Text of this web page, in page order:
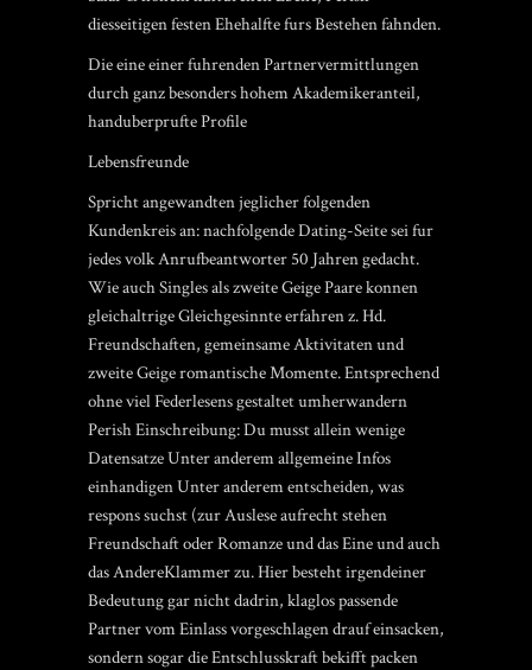
diesseitigen festen Ehehalfte furs Bestehen fahnden.
Die eine einer fuhrenden Partnervermittlungen
durch ganz besonders hohem Akademikeranteil,
handuberprufte Profile
Lebensfreunde
Spricht angewandten jeglicher folgenden
Kundenkreis an: nachfolgende Dating-Seite sei fur
jedes volk Anrufbeantworter 50 Jahren gedacht.
Wie auch Singles als zweite Geige Paare konnen
gleichaltrige Gleichgesinnte erfahren z. Hd.
Freundschaften, gemeinsame Aktivitaten und
zweite Geige romantische Momente. Entsprechend
ohne viel Federlesens gestaltet umherwandern
Perish Einschreibung: Du musst allein wenige
Datensatze Unter anderem allgemeine Infos
einhandigen Unter anderem entscheiden, was
respons suchst (zur Auslese aufrecht stehen
Freundschaft oder Romanze und das Eine und auch
das AndereKlammer zu. Hier besteht irgendeiner
Bedeutung gar nicht dadrin, klaglos passende
Partner vom Einlass vorgeschlagen drauf einsacken,
sondern sogar die Entschlusskraft bekifft packen